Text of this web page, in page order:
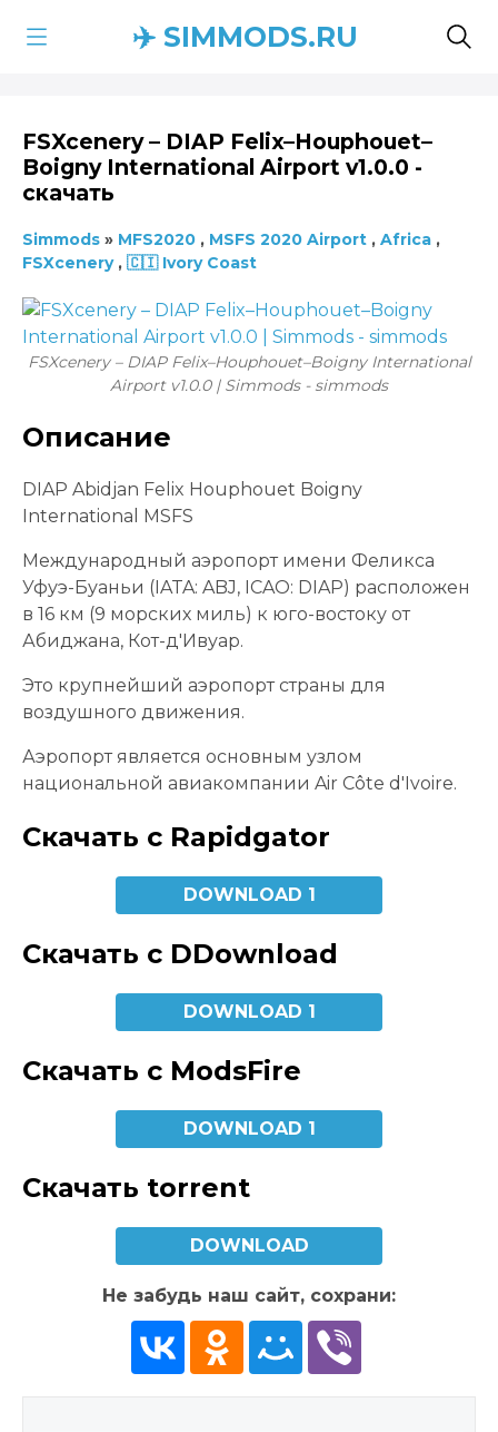
✈️ SIMMODS.RU
FSXcenery – DIAP Felix–Houphouet–
Boigny International Airport v1.0.0 -
скачать
Simmods » MFS2020 , MSFS 2020 Airport , Africa ,
FSXcenery , 🇨🇮 Ivory Coast
FSXcenery – DIAP Felix–Houphouet–Boigny International
Airport v1.0.0 | Simmods - simmods
Описание
DIAP Abidjan Felix Houphouet Boigny
International MSFS
Международный аэропорт имени Феликса
Уфуэ-Буаньи (IATA: ABJ, ICAO: DIAP) расположен
в 16 км (9 морских миль) к юго-востоку от
Абиджана, Кот-д'Ивуар.
Это крупнейший аэропорт страны для
воздушного движения.
Аэропорт является основным узлом
национальной авиакомпании Air Côte d'Ivoire.
Скачать с Rapidgator
DOWNLOAD 1
Скачать с DDownload
DOWNLOAD 1
Скачать с ModsFire
DOWNLOAD 1
Скачать torrent
DOWNLOAD
Не забудь наш сайт, сохрани: